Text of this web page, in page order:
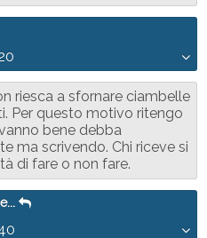
riesca a sfornare ciambelle
Per questo motivo ritengo
bene debba
ma scrivendo. Chi riceve si
di fare o non fare.